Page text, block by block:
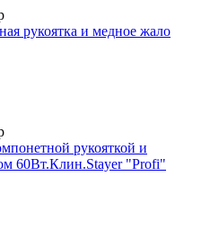
рукоятка и медное жало
рукояткой и
60Вт.Клин.Stayer "Profi"